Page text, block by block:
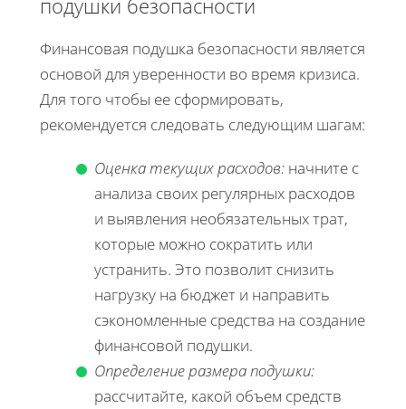
Финансовая подушка безопасности является
основой для уверенности во время кризиса.
Для того чтобы ее сформировать,
рекомендуется следовать следующим шагам:
Оценка текущих расходов: начните с
анализа своих регулярных расходов
и выявления необязательных трат,
которые можно сократить или
устранить. Это позволит снизить
нагрузку на бюджет и направить
сэкономленные средства на создание
финансовой подушки.
Определение размера подушки:
рассчитайте, какой объем средств